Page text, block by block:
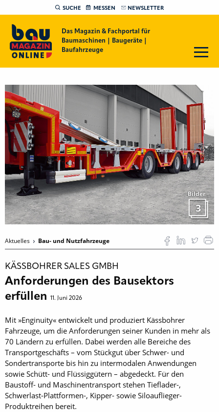
SUCHE MESSEN NEWSLETTER
Das Magazin & Fachportal für
Baumaschinen | Baugeräte |
Baufahrzeuge
Bilder
3
Aktuelles Bau- und Nutzfahrzeuge
KÄSSBOHRER SALES GMBH
Anforderungen des Bausektors
erfüllen
11. Juni 2026
Mit »­Enginuity« entwickelt und produziert Kässbohrer
Fahrzeuge, um die Anforderungen seiner Kunden in mehr als
70 Ländern zu erfüllen. Dabei werden alle Bereiche des
Transportgeschäfts – vom Stückgut über Schwer- und
Sondertransporte bis hin zu intermodalen Anwendungen
sowie Schütt- und Flüssiggütern – abgedeckt. Für den
Baustoff- und Maschinen­transport stehen Tieflader-,
Schwerlast-Plattformen-, Kipper- sowie Siloauflieger-
Produktreihen bereit.